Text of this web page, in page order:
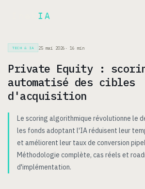
IA
TECH & IA 25 mai 2026 · 16 min
Private Equity :
automatisé des cibles
d'acquisition
Le scoring algorithmique révolutionne le
les fonds adoptant l'IA réduisent leur
et améliorent leur taux de conversion
Méthodologie complète, cas réels et
d'implémentation.